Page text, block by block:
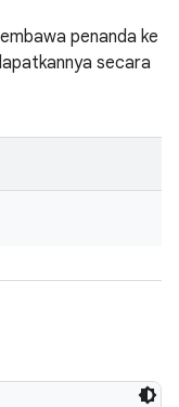
penanda ke
secara